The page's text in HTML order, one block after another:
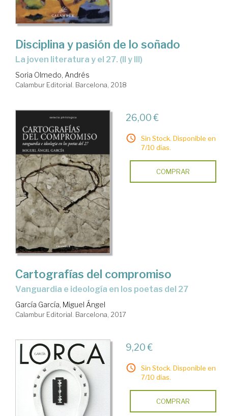
Disciplina y pasión de lo soñado
la joven literatura y el 27. (II y III)
Soria Olmedo, Andrés
Calambur Editorial. Barcelona, 2018
26,00 €
Sin Stock. Disponible en
7/10 días.
COMPRAR
Cartografías del compromiso
vanguardia e ideología en los poetas del 27
García García, Miguel Ángel
Calambur Editorial. Barcelona, 2017
9,20 €
Sin Stock. Disponible en
7/10 días.
COMPRAR